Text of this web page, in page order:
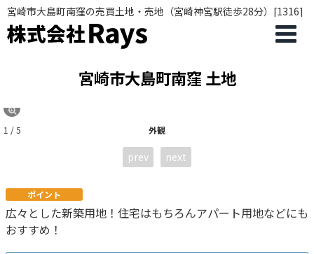
宮崎市大島町南窪の売買土地・売地（宮崎神宮駅徒歩28分）[1316]
宮崎市大島町南窪 土地
外観
1 / 5
prev next
ポイント
広々とした新築用地！住宅はもちろんアパート用地などにも
おすすめ！